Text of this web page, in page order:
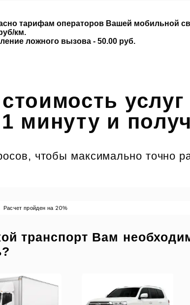
тарифам операторов Вашей мобильной
км.
ложного вызова - 50.00 руб.
минуту и
чтобы максимально точно
Расчет пройден на 20%
транспорт Вам